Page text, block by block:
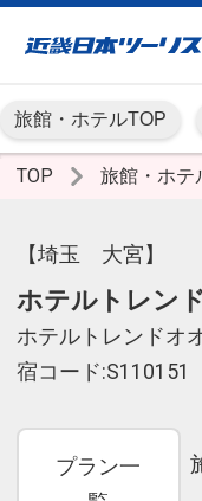
旅館・ホテルTOP
TOP 旅館・ホテ
【埼玉 大宮】
ホテルトレン
ホテルトレンドオ
宿コード:S110151
プラン一